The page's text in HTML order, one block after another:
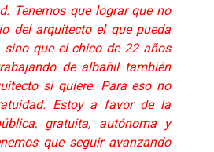
Tenemos que lograr que no
del arquitecto el que pueda
sino que el chico de 22 años
de albañil también
si quiere. Para eso no
Estoy a favor de la
gratuita, autónoma y
que seguir avanzando